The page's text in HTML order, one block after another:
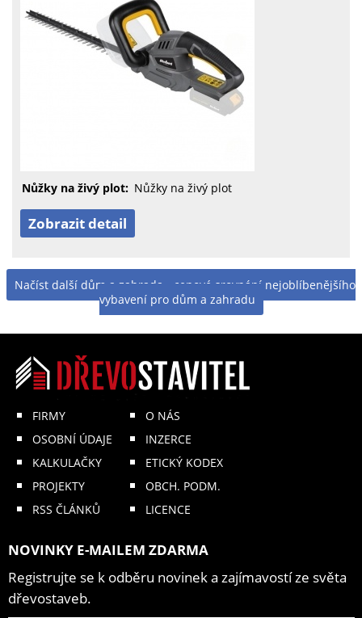
Nůžky na živý plot: Nůžky na živý plot
Zobrazit detail
Načíst další dům a zahrada - cenové srovnání nejoblíbenějšího
vybavení pro dům a zahradu
FIRMY
OSOBNÍ ÚDAJE
KALKULAČKY
PROJEKTY
RSS ČLÁNKŮ
O NÁS
INZERCE
ETICKÝ KODEX
OBCH. PODM.
LICENCE
NOVINKY E-MAILEM ZDARMA
Registrujte se k odběru novinek a zajímavostí ze světa
dřevostaveb.